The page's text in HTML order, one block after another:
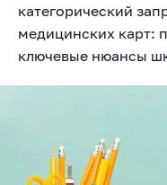
категорический
медицинских карт:
ключевые нюансы